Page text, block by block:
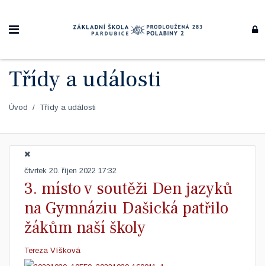
Třídy a události
Úvod Třídy a události
čtvrtek 20. říjen 2022 17:32
3. místo v soutěži Den jazyků
na Gymnáziu Dašická patřilo
žákům naší školy
Tereza Víšková